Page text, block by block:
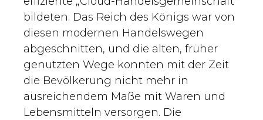
bildeten. Das Reich des Königs war von
diesen modernen Handelswegen
abgeschnitten, und die alten, früher
genutzten Wege konnten mit der Zeit
die Bevölkerung nicht mehr in
ausreichendem Maße mit Waren und
Lebensmitteln versorgen. Die